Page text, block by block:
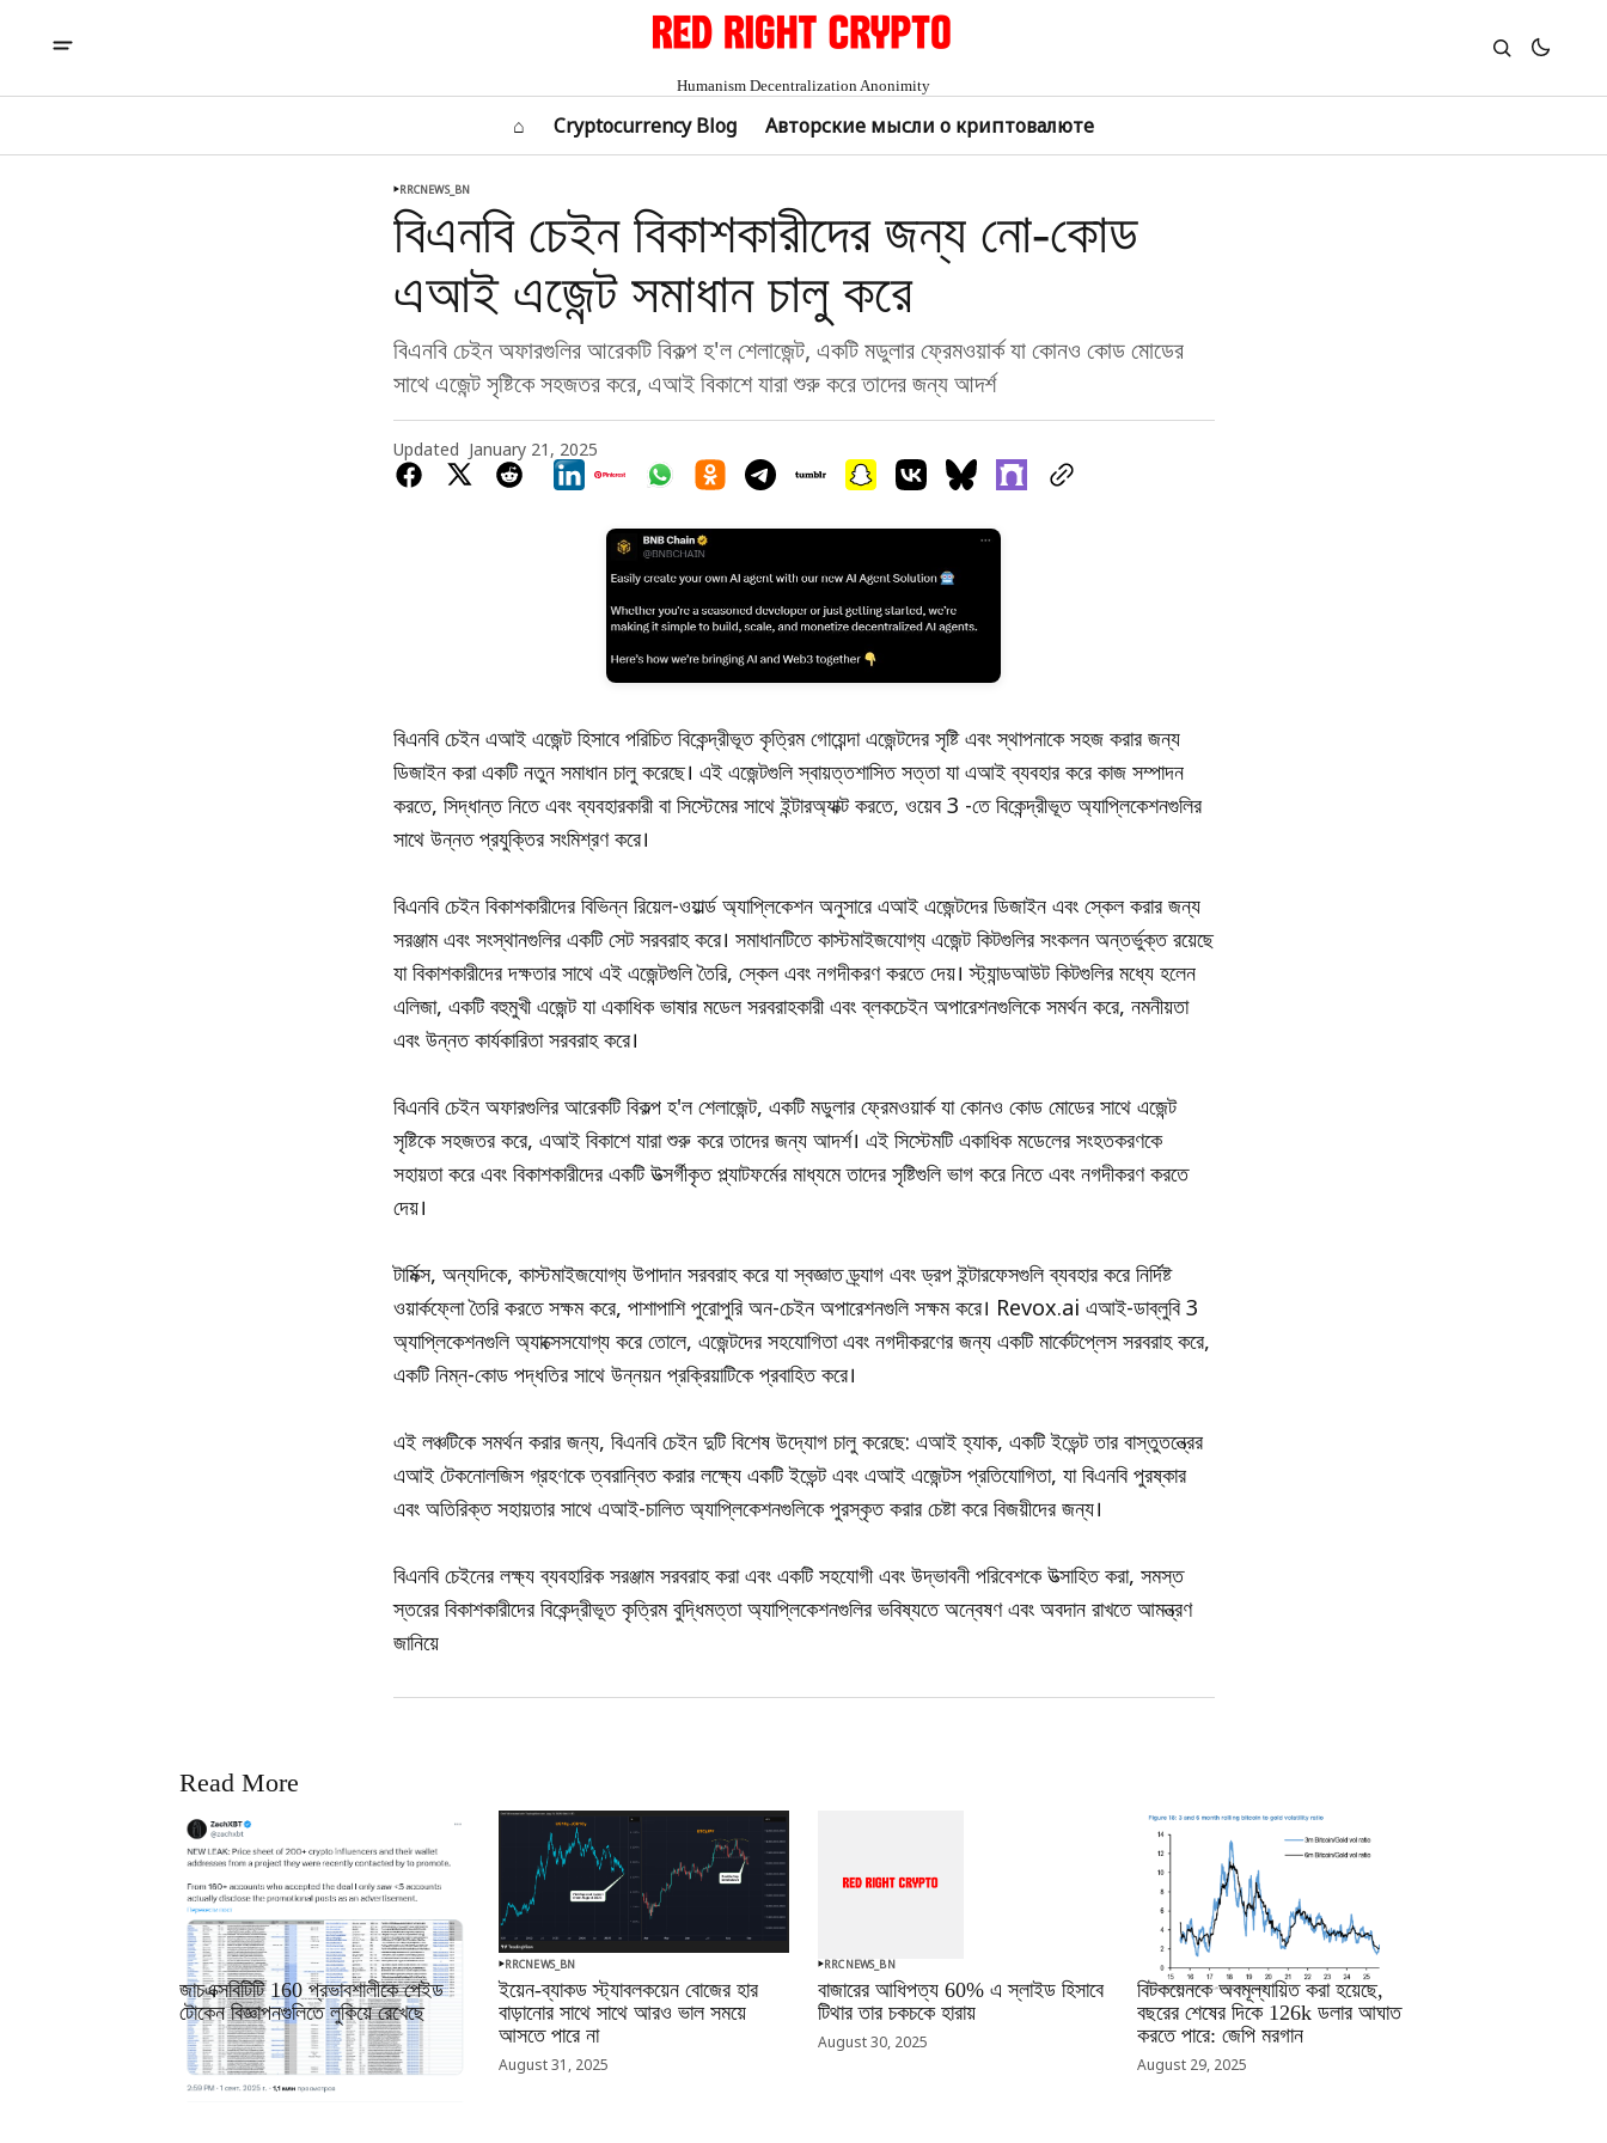
Humanism Decentralization Anonimity
⌂ Cryptocurrency Blog Авторские мысли о криптовалюте
RRCNEWS_BN
বিএনবি চেইন বিকাশকারীদের জন্য নো-কোড
এআই এজেন্ট সমাধান চালু করে
বিএনবি চেইন অফারগুলির আরেকটি বিকল্প হ'ল শেলাজেন্ট, একটি মডুলার ফ্রেমওয়ার্ক যা কোনও কোড মোডের
সাথে এজেন্ট সৃষ্টিকে সহজতর করে, এআই বিকাশে যারা শুরু করে তাদের জন্য আদর্শ
Updated January 21, 2025
বিএনবি চেইন এআই এজেন্ট হিসাবে পরিচিত বিকেন্দ্রীভূত কৃত্রিম গোয়েন্দা এজেন্টদের সৃষ্টি এবং স্থাপনাকে সহজ করার জন্য
ডিজাইন করা একটি নতুন সমাধান চালু করেছে। এই এজেন্টগুলি স্বায়ত্তশাসিত সত্তা যা এআই ব্যবহার করে কাজ সম্পাদন
করতে, সিদ্ধান্ত নিতে এবং ব্যবহারকারী বা সিস্টেমের সাথে ইন্টারঅ্যাক্ট করতে, ওয়েব 3 -তে বিকেন্দ্রীভূত অ্যাপ্লিকেশনগুলির
সাথে উন্নত প্রযুক্তির সংমিশ্রণ করে।
বিএনবি চেইন বিকাশকারীদের বিভিন্ন রিয়েল-ওয়ার্ল্ড অ্যাপ্লিকেশন অনুসারে এআই এজেন্টদের ডিজাইন এবং স্কেল করার জন্য
সরঞ্জাম এবং সংস্থানগুলির একটি সেট সরবরাহ করে। সমাধানটিতে কাস্টমাইজযোগ্য এজেন্ট কিটগুলির সংকলন অন্তর্ভুক্ত রয়েছে
যা বিকাশকারীদের দক্ষতার সাথে এই এজেন্টগুলি তৈরি, স্কেল এবং নগদীকরণ করতে দেয়। স্ট্যান্ডআউট কিটগুলির মধ্যে হলেন
এলিজা, একটি বহুমুখী এজেন্ট যা একাধিক ভাষার মডেল সরবরাহকারী এবং ব্লকচেইন অপারেশনগুলিকে সমর্থন করে, নমনীয়তা
এবং উন্নত কার্যকারিতা সরবরাহ করে।
বিএনবি চেইন অফারগুলির আরেকটি বিকল্প হ'ল শেলাজেন্ট, একটি মডুলার ফ্রেমওয়ার্ক যা কোনও কোড মোডের সাথে এজেন্ট
সৃষ্টিকে সহজতর করে, এআই বিকাশে যারা শুরু করে তাদের জন্য আদর্শ। এই সিস্টেমটি একাধিক মডেলের সংহতকরণকে
সহায়তা করে এবং বিকাশকারীদের একটি উত্সর্গীকৃত প্ল্যাটফর্মের মাধ্যমে তাদের সৃষ্টিগুলি ভাগ করে নিতে এবং নগদীকরণ করতে
দেয়।
টার্মিক্স, অন্যদিকে, কাস্টমাইজযোগ্য উপাদান সরবরাহ করে যা স্বজ্ঞাত ড্র্যাগ এবং ড্রপ ইন্টারফেসগুলি ব্যবহার করে নির্দিষ্ট
ওয়ার্কফ্লো তৈরি করতে সক্ষম করে, পাশাপাশি পুরোপুরি অন-চেইন অপারেশনগুলি সক্ষম করে। Revox.ai এআই-ডাব্লুবি 3
অ্যাপ্লিকেশনগুলি অ্যাক্সেসযোগ্য করে তোলে, এজেন্টদের সহযোগিতা এবং নগদীকরণের জন্য একটি মার্কেটপ্লেস সরবরাহ করে,
একটি নিম্ন-কোড পদ্ধতির সাথে উন্নয়ন প্রক্রিয়াটিকে প্রবাহিত করে।
এই লঞ্চটিকে সমর্থন করার জন্য, বিএনবি চেইন দুটি বিশেষ উদ্যোগ চালু করেছে: এআই হ্যাক, একটি ইভেন্ট তার বাস্তুতন্ত্রের
এআই টেকনোলজিস গ্রহণকে ত্বরান্বিত করার লক্ষ্যে একটি ইভেন্ট এবং এআই এজেন্টস প্রতিযোগিতা, যা বিএনবি পুরষ্কার
এবং অতিরিক্ত সহায়তার সাথে এআই-চালিত অ্যাপ্লিকেশনগুলিকে পুরস্কৃত করার চেষ্টা করে বিজয়ীদের জন্য।
বিএনবি চেইনের লক্ষ্য ব্যবহারিক সরঞ্জাম সরবরাহ করা এবং একটি সহযোগী এবং উদ্ভাবনী পরিবেশকে উত্সাহিত করা, সমস্ত
স্তরের বিকাশকারীদের বিকেন্দ্রীভূত কৃত্রিম বুদ্ধিমত্তা অ্যাপ্লিকেশনগুলির ভবিষ্যতে অন্বেষণ এবং অবদান রাখতে আমন্ত্রণ
জানিয়ে
Read More
RRCNEWS_BN
জাচএক্সবিটিটি 160 প্রভাবশালীকে পেইড
টোকেন বিজ্ঞাপনগুলিতে লুকিয়ে রেখেছে
September 01, 2025
RRCNEWS_BN
ইয়েন-ব্যাকড স্ট্যাবলকয়েন বোজের হার
বাড়ানোর সাথে সাথে আরও ভাল সময়ে
আসতে পারে না
August 31, 2025
RRCNEWS_BN
বাজারের আধিপত্য 60% এ স্লাইড হিসাবে
টিথার তার চকচকে হারায়
August 30, 2025
RRCNEWS_BN
বিটকয়েনকে অবমূল্যায়িত করা হয়েছে,
বছরের শেষের দিকে 126k ডলার আঘাত
করতে পারে: জেপি মরগান
August 29, 2025